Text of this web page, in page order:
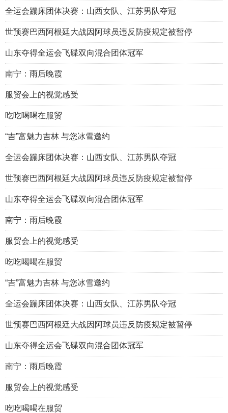
全运会蹦床团体决赛：山西女队、江苏男队夺冠
世预赛巴西阿根廷大战因阿球员违反防疫规定被暂停
山东夺得全运会飞碟双向混合团体冠军
南宁：雨后晚霞
服贸会上的视觉感受
吃吃喝喝在服贸
“吉”富魅力吉林 与您冰雪邀约
全运会蹦床团体决赛：山西女队、江苏男队夺冠
世预赛巴西阿根廷大战因阿球员违反防疫规定被暂停
山东夺得全运会飞碟双向混合团体冠军
南宁：雨后晚霞
服贸会上的视觉感受
吃吃喝喝在服贸
“吉”富魅力吉林 与您冰雪邀约
全运会蹦床团体决赛：山西女队、江苏男队夺冠
世预赛巴西阿根廷大战因阿球员违反防疫规定被暂停
山东夺得全运会飞碟双向混合团体冠军
南宁：雨后晚霞
服贸会上的视觉感受
吃吃喝喝在服贸